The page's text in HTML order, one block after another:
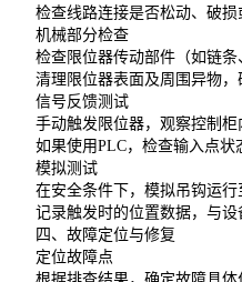
检查线路连接是否松动、破损
机械部分检查
检查限位器传动部件（如链条
清理限位器表面及周围异物，
信号反馈测试
手动触发限位器，观察控制柜
如果使用PLC，检查输入点状
模拟测试
在安全条件下，模拟吊钩运行
记录触发时的位置数据，与设
四、故障定位与修复
定位故障点